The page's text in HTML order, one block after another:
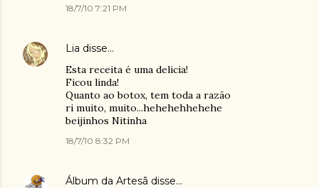
18/7/10 7:21 PM
Lia disse…
Esta receita é uma delicia!
Ficou linda!
Quanto ao botox, tem toda a razão
ri muito, muito...hehehehhehehe
beijinhos Nitinha
18/7/10 8:32 PM
Álbum da Artesã disse…